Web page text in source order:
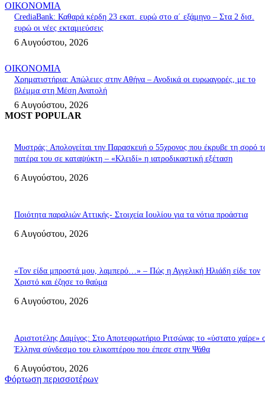
ΟΙΚΟΝΟΜΙΑ
CrediaBank: Καθαρά κέρδη 23 εκατ. ευρώ στο α΄ εξάμηνο – Στα 2 δισ.
ευρώ οι νέες εκταμιεύσεις
6 Αυγούστου, 2026
ΟΙΚΟΝΟΜΙΑ
Χρηματιστήρια: Απώλειες στην Αθήνα – Ανοδικά οι ευρωαγορές, με το
βλέμμα στη Μέση Ανατολή
6 Αυγούστου, 2026
MOST POPULAR
Μυστράς: Απολογείται την Παρασκευή ο 55χρονος που έκρυβε τη σορό
πατέρα του σε καταψύκτη – «Κλειδί» η ιατροδικαστική εξέταση
6 Αυγούστου, 2026
Ποιότητα παραλιών Αττικής- Στοιχεία Ιουλίου για τα νότια προάστια
6 Αυγούστου, 2026
«Τον είδα μπροστά μου, λαμπερό…» – Πώς η Αγγελική Ηλιάδη είδε τον
Χριστό και έζησε το θαύμα
6 Αυγούστου, 2026
Αριστοτέλης Δαμίγος: Στο Αποτεφρωτήριο Ριτσώνας το «ύστατο χαίρε»
Έλληνα σύνδεσμο του ελικοπτέρου που έπεσε στην Ψάθα
6 Αυγούστου, 2026
Φόρτωση περισσοτέρων